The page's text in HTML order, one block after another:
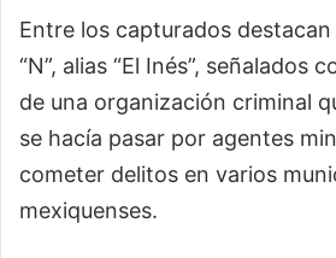
Entre los capturados destacan
“N”, alias “El Inés”, señalados
de una organización criminal
se hacía pasar por agentes
cometer delitos en varios
mexiquenses.